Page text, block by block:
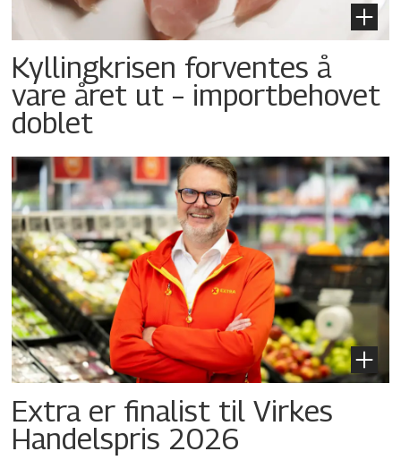
Kyllingkrisen forventes å
vare året ut – importbehovet
doblet
Extra er finalist til Virkes
Handelspris 2026